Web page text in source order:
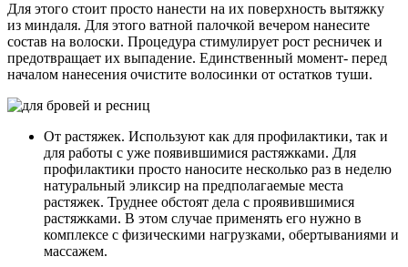
Для этого стоит просто нанести на их поверхность вытяжку
из миндаля. Для этого ватной палочкой вечером нанесите
состав на волоски. Процедура стимулирует рост ресничек и
предотвращает их выпадение. Единственный момент- перед
началом нанесения очистите волосинки от остатков туши.
От растяжек. Используют как для профилактики, так и
для работы с уже появившимися растяжками. Для
профилактики просто наносите несколько раз в неделю
натуральный эликсир на предполагаемые места
растяжек. Труднее обстоят дела с проявившимися
растяжками. В этом случае применять его нужно в
комплексе с физическими нагрузками, обертываниями и
массажем.